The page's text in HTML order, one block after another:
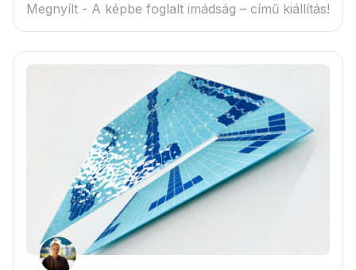
Megnyílt - A képbe foglalt imádság – című kiállítás!